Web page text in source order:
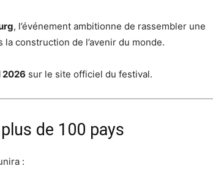
, l’événement ambitionne de rassembler une
construction de l’avenir du monde.
2026 sur le site officiel du festival.
de 100 pays
: